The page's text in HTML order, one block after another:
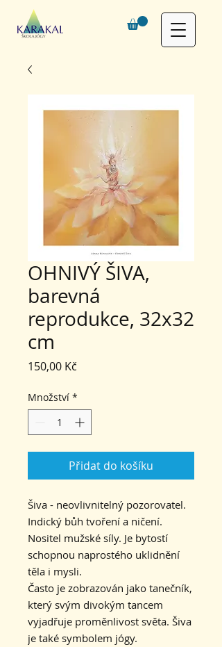
OHNIVÝ ŠIVA,
barevná
reprodukce, 32x32
cm
150,00 Kč
Množství *
Přidat do košíku
Šiva - neovlivnitelný pozorovatel.
Indický bůh tvoření a ničení.
Nositel mužské síly. Je bytostí
schopnou naprostého uklidnění
těla i mysli.
Často je zobrazován jako tanečník,
který svým divokým tancem
vyjadřuje proměnlivost světa. Šiva
je také symbolem jógy.